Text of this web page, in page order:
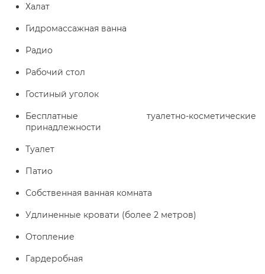
Халат
Гидромассажная ванна
Радио
Рабочий стол
Гостиный уголок
Бесплатные туалетно-косметические
принадлежности
Туалет
Патио
Собственная ванная комната
Удлиненные кровати (более 2 метров)
Отопление
Гардеробная